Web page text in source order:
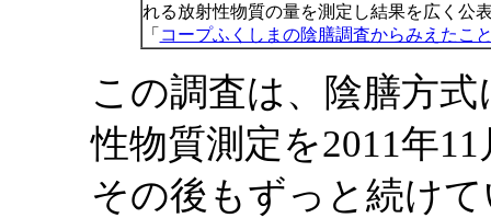
れる放射性物質の量を測定し結果を広く
「 コープふくしまの陰膳調査からみえたこ
この調査は、陰膳方
性物質測定を2011年
その後もずっと続け